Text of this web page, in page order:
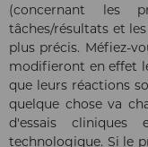
(concernant les
tâches/résultats et
plus précis. Méfiez-
modifieront en effet
que leurs réactions
quelque chose va
d'essais
technologique. Si le